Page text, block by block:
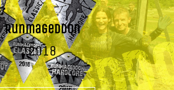
Runmageddon
2018